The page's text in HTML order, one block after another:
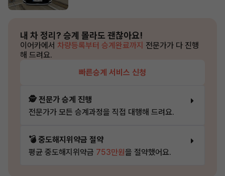
내 차 정리? 승계 몰라도 괜찮아요!
이어카에서 차량등록부터 승계완료까지 전문가가 다 진행
해 드려요.
빠른승계 서비스 신청
🕵️ 전문가 승계 진행
전문가가 모든 승계과정을 직접 대행해 드려요.
💣 중도해지위약금 절약
평균 중도해지위약금 753만원을 절약했어요.